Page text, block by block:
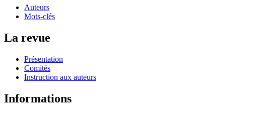
Auteurs
Mots-clés
La revue
Présentation
Comités
Instruction aux auteurs
Informations